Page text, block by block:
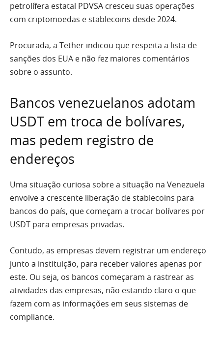
petrolífera estatal PDVSA cresceu suas operações
com criptomoedas e stablecoins desde 2024.
Procurada, a Tether indicou que respeita a lista de
sanções dos EUA e não fez maiores comentários
sobre o assunto.
Bancos venezuelanos adotam
USDT em troca de bolívares,
mas pedem registro de
endereços
Uma situação curiosa sobre a situação na Venezuela
envolve a crescente liberação de stablecoins para
bancos do país, que começam a trocar bolívares por
USDT para empresas privadas.
Contudo, as empresas devem registrar um endereço
junto a instituição, para receber valores apenas por
este. Ou seja, os bancos começaram a rastrear as
atividades das empresas, não estando claro o que
fazem com as informações em seus sistemas de
compliance.